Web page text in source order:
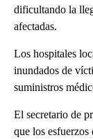
dificultando la
afectadas.
Los hospitales
inundados de
suministros
El secretario de
que los